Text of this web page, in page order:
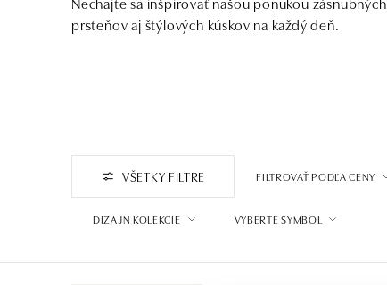
prsteňov aj štýlových kúskov na každý deň.
VŠETKY FILTRE FILTROVAŤ PODĽA CENY
DIZAJN KOLEKCIE VYBERTE SYMBOL